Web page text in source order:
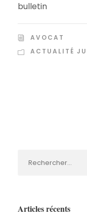
bulletin
AVOCAT
ACTUALITÉ
Articles récents